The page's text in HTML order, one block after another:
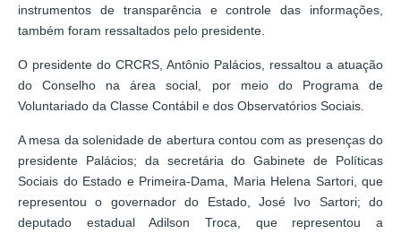
instrumentos de transparência e controle das informações,
também foram ressaltados pelo presidente.
O presidente do CRCRS, Antônio Palácios, ressaltou a atuação
do Conselho na área social, por meio do Programa de
Voluntariado da Classe Contábil e dos Observatórios Sociais.
A mesa da solenidade de abertura contou com as presenças do
presidente Palácios; da secretária do Gabinete de Políticas
Sociais do Estado e Primeira-Dama, Maria Helena Sartori, que
representou o governador do Estado, José Ivo Sartori; do
deputado estadual Adilson Troca, que representou a